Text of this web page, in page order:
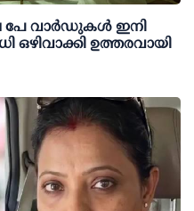
പേ വാര്‍ഡുകള്‍ ഇനി
ഒഴിവാക്കി ഉത്തരവായി